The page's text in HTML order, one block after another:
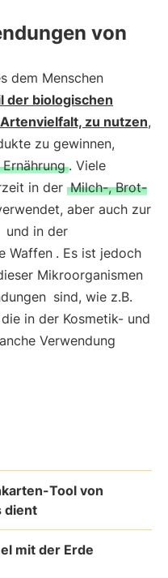
von
dem Menschen
der biologischen
zu nutzen,
zu gewinnen,
. Viele
in der Milch-, Brot-
aber auch zur
und in der
Waffen . Es ist jedoch
Mikroorganismen
sind, wie z.B.
in der Kosmetik- und
Verwendung
Tool von
dient
mit der Erde